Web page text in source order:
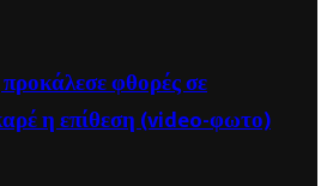
φθορές σε
η επίθεση (video-φωτο)